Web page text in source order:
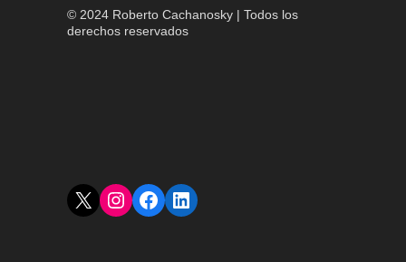
© 2024 Roberto Cachanosky | Todos los
derechos reservados
X Instagram
Facebook
LinkedIn